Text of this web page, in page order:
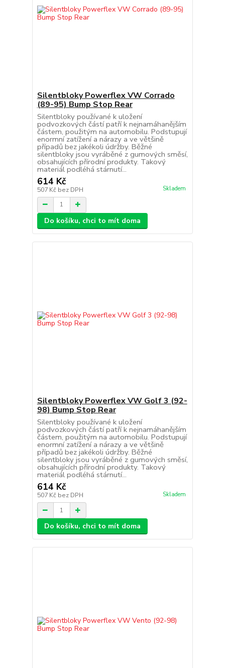
Silentbloky Powerflex VW Corrado
(89-95) Bump Stop Rear
Silentbloky používané k uložení
podvozkových částí patří k nejnamáhanějším
částem, použitým na automobilu. Podstupují
enormní zatížení a nárazy a ve většině
případů bez jakékoli údržby. Běžné
silentbloky jsou vyráběné z gumových směsí,
obsahujících přírodní produkty. Takový
materiál podléhá stárnutí...
614 Kč
507 Kč bez DPH Skladem
Do košíku, chci to mít doma
Silentbloky Powerflex VW Golf 3 (92-
98) Bump Stop Rear
Silentbloky používané k uložení
podvozkových částí patří k nejnamáhanějším
částem, použitým na automobilu. Podstupují
enormní zatížení a nárazy a ve většině
případů bez jakékoli údržby. Běžné
silentbloky jsou vyráběné z gumových směsí,
obsahujících přírodní produkty. Takový
materiál podléhá stárnutí...
614 Kč
507 Kč bez DPH Skladem
Do košíku, chci to mít doma